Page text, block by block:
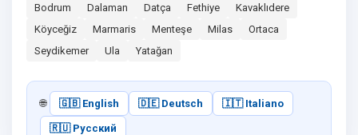
Bodrum Dalaman Datça Fethiye
Kavaklıdere
Köyceğiz
Marmaris Menteşe Milas
Ortaca
Seydikemer
Ula Yatağan
🌐 🇬🇧 English 🇩🇪 Deutsch 🇮🇹 Italiano
🇷🇺 Русский